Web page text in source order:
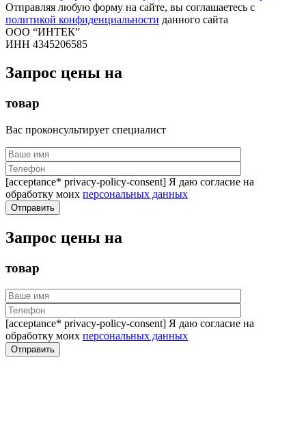
Отправляя любую форму на сайте, вы соглашаетесь с
политикой конфиденциальности данного сайта
ООО “ИНТЕК”
ИНН 4345206585
Запрос цены на
товар
Вас проконсультирует специалист
[acceptance* privacy-policy-consent] Я даю согласие на
обработку моих персональных данных
Запрос цены на
товар
[acceptance* privacy-policy-consent] Я даю согласие на
обработку моих персональных данных